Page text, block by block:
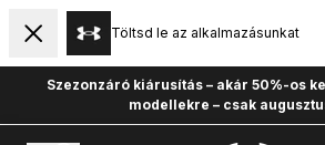
Töltsd le az alkalmazásunkat
Szezonzáró kiárusítás – akár 50%-os
modellekre – csak